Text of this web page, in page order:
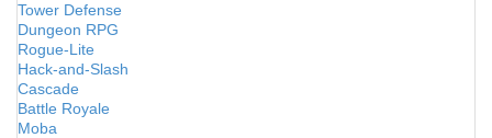
Tower Defense
Dungeon RPG
Rogue-Lite
Hack-and-Slash
Cascade
Battle Royale
Moba